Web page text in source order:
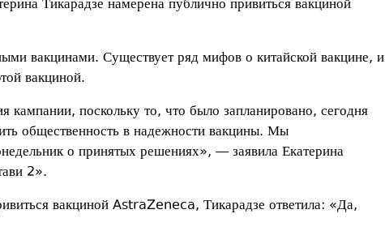
Тикарадзе намерена публично привиться вакциной
вакцинами. Существует ряд мифов о китайской вакцине, и
вакциной.
кампании, поскольку то, что было запланировано, сегодня
общественность в надежности вакцины. Мы
о принятых решениях», — заявила Екатерина
2».
вакциной AstraZeneca, Тикарадзе ответила: «Да,